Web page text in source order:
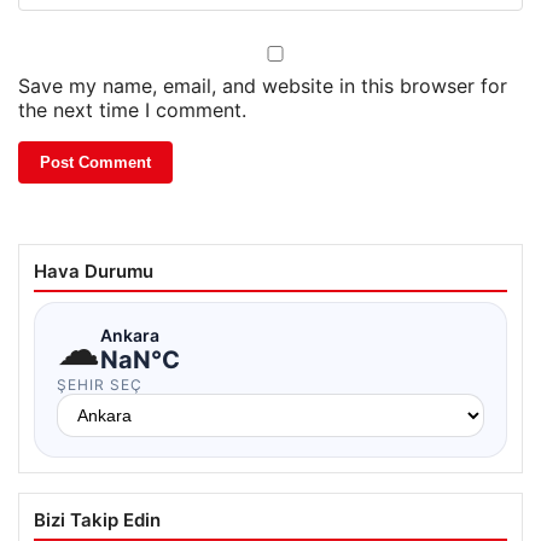
Save my name, email, and website in this browser for
the next time I comment.
Hava Durumu
☁Ankara
NaN°C
ŞEHIR SEÇ
Bizi Takip Edin